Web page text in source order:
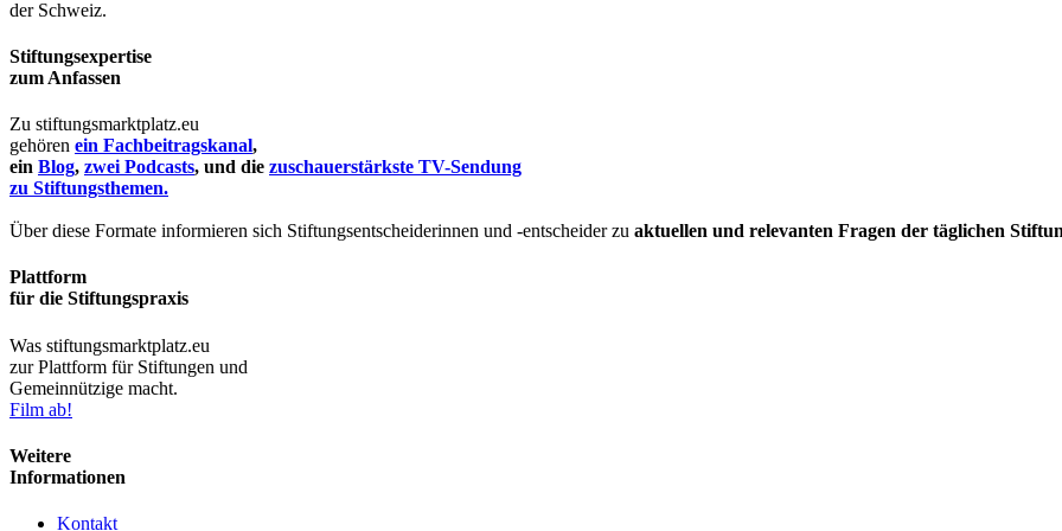
der Schweiz.
Stiftungsexpertise
zum Anfassen
Zu stiftungsmarktplatz.eu
gehören ein Fachbeitragskanal,
ein Blog, zwei Podcasts, und die zuschauerstärkste TV-Sendung
zu Stiftungsthemen.
Über diese Formate informieren sich Stiftungsentscheiderinnen und -entscheider zu aktuellen und relevanten Fragen der täglichen
Plattform
für die Stiftungspraxis
Was stiftungsmarktplatz.eu
zur Plattform für Stiftungen und
Gemeinnützige macht.
Film ab!
Weitere
Informationen
Kontakt